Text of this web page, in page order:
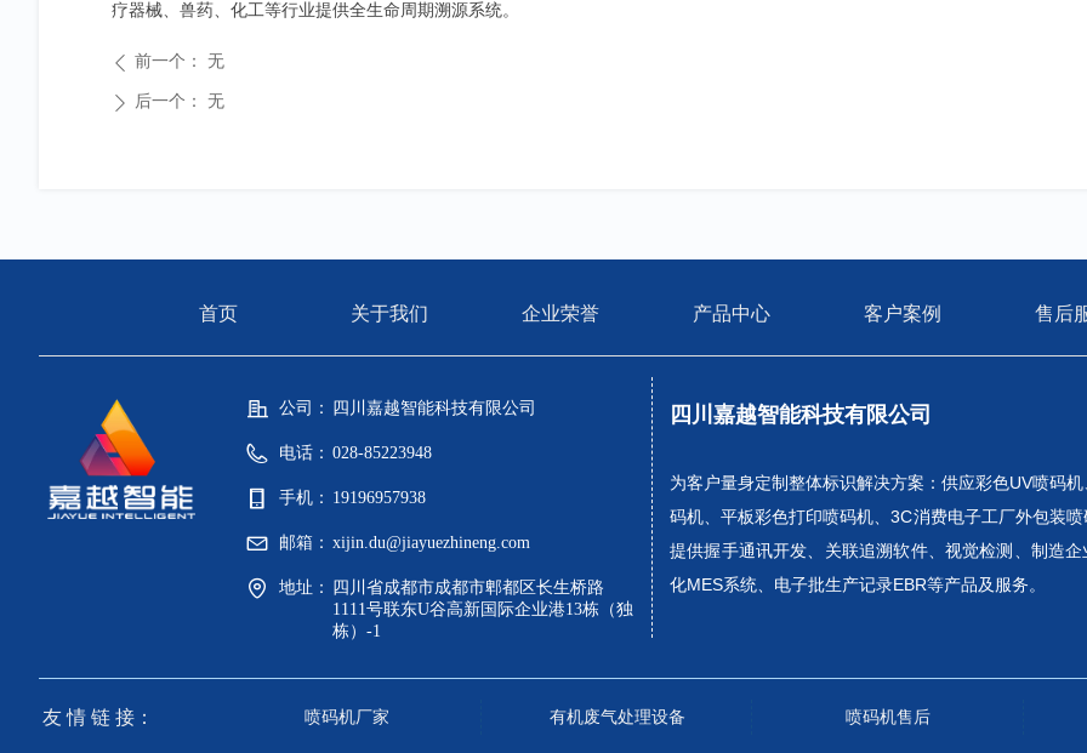
疗器械、兽药、化工等行业提供全生命周期溯源系统。
ꄴ 前一个： 无
ꄲ 后一个： 无
四川嘉越智能科技有限公司
为客户量身定制整体标识解决方案：供应彩色UV喷码
码机、平板彩色打印喷码机、3C消费电子工厂外包装喷
提供握手通讯开发、关联追溯软件、视觉检测、制造
化MES系统、电子批生产记录EBR等产品及服务。
公司： 四川嘉越智能科技有限公司
电话： 028-85223948
手机： 19196957938
邮箱： xijin.du@jiayuezhineng.com
地址：
四川省成都市成都市郫都区长生桥路
1111号联东U谷高新国际企业港13栋（独
栋）-1
首页 关于我们 产品中心 客户案例 售后
企业荣誉
友 情 链 接： 喷码机厂家 有机废气处理设备 喷码机售后